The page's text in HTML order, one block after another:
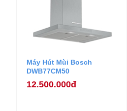
Máy Hút Mùi Bosch
DWB77CM50
12.500.000đ